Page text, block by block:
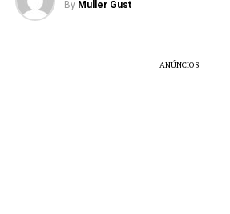
1,5 kg de asas de peru
By Muller Gust
ANÚNCIOS